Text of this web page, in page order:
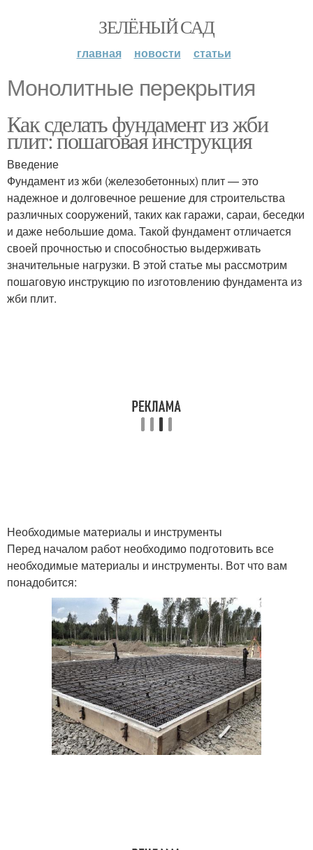
ЗЕЛЁНЫЙ САД
главная новости статьи
Монолитные перекрытия
Как сделать фундамент из жби
плит: пошаговая инструкция
Введение
Фундамент из жби (железобетонных) плит — это
надежное и долговечное решение для строительства
различных сооружений, таких как гаражи, сараи, беседки
и даже небольшие дома. Такой фундамент отличается
своей прочностью и способностью выдерживать
значительные нагрузки. В этой статье мы рассмотрим
пошаговую инструкцию по изготовлению фундамента из
жби плит.
Необходимые материалы и инструменты
Перед началом работ необходимо подготовить все
необходимые материалы и инструменты. Вот что вам
понадобится: